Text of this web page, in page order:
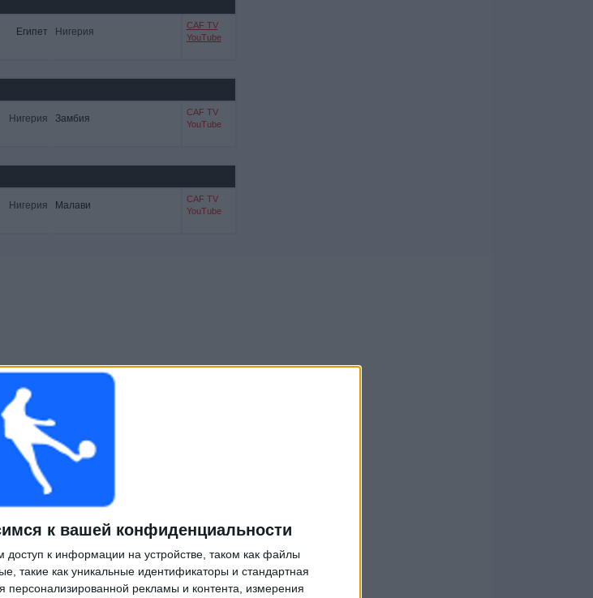
к вашей конфиденциальности
доступ к информации на устройстве, таком как файлы
такие как уникальные идентификаторы и стандартная
рекламы и контента, измерения
Египет Нигерия
CAF TV
YouTube
Нигерия Замбия
CAF TV
YouTube
Нигерия Малави
CAF TV
YouTube